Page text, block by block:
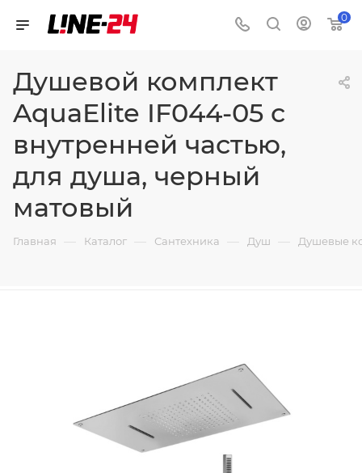
0
Душевой комплект
AquaElite IF044-05 с
внутренней частью,
для душа, черный
матовый
Главная — Каталог — Сантехника — Душ — Душевые